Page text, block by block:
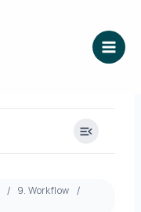
9. Workflow